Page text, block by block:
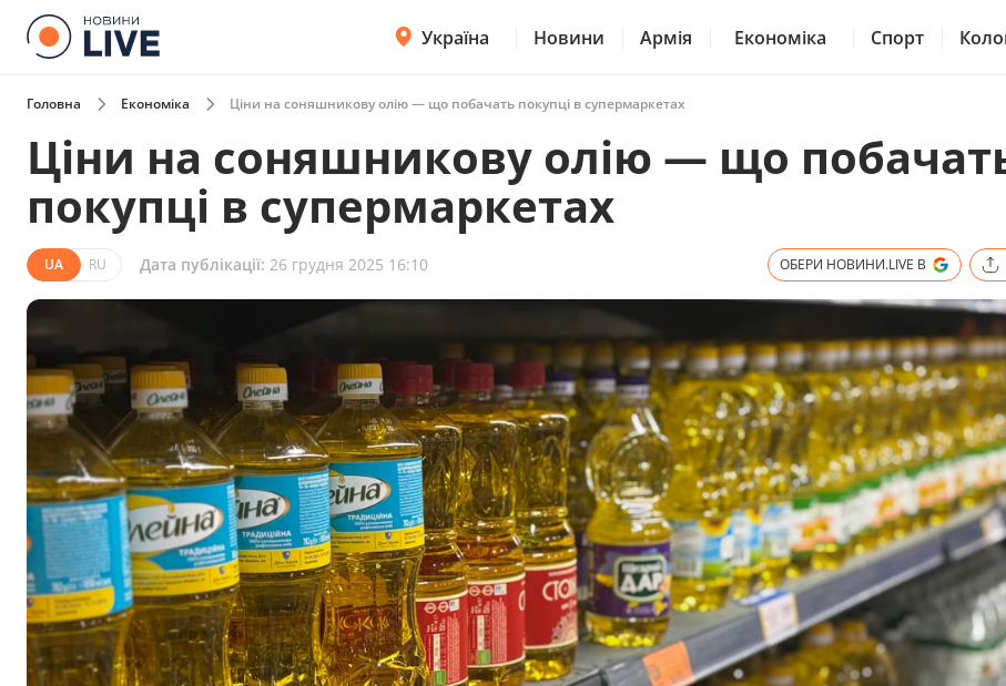
Україна Новини Армія Економіка Спорт
Головна Економіка Ціни на соняшникову олію — що побачать покупці в супермаркетах
Ціни на соняшникову олію — що
покупці в супермаркетах
UA RU Дата публікації: 26 грудня 2025 16:10 ОБЕРИ НОВИНИ.LIVE В